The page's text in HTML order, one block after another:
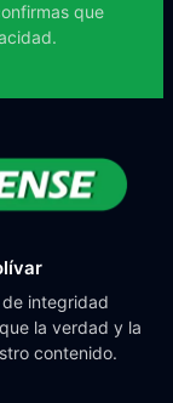
que
integridad
la verdad y la
contenido.